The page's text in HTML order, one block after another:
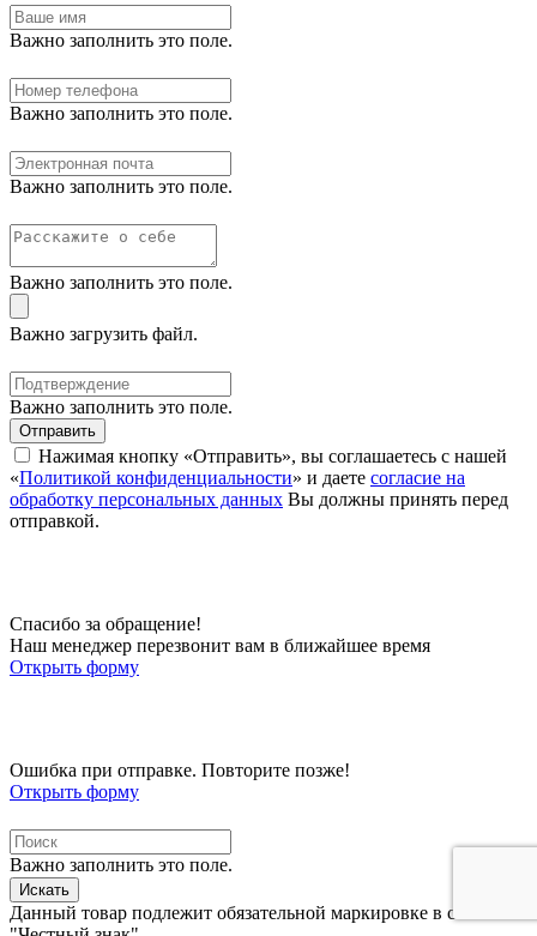
Важно заполнить это поле.
Важно заполнить это поле.
Важно заполнить это поле.
Важно заполнить это поле.
Важно загрузить файл.
Важно заполнить это поле.
Отправить
Нажимая кнопку «Отправить», вы соглашаетесь с нашей
«Политикой конфиденциальности» и даете согласие на
обработку персональных данных Вы должны принять перед
отправкой.
Спасибо за обращение!
Наш менеджер перезвонит вам в ближайшее время
Открыть форму
Ошибка при отправке. Повторите позже!
Открыть форму
Важно заполнить это поле.
Искать
Данный товар подлежит обязательной маркировке в системе